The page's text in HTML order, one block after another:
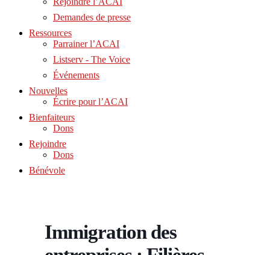
Demandes de presse
Ressources
Parrainer l’ACAI
Listserv - The Voice
Événements
Nouvelles
Écrire pour l’ACAI
Bienfaiteurs
Dons
Rejoindre
Dons
Bénévole
Immigration des